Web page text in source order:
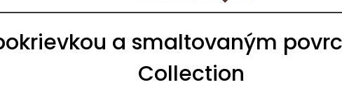
a smaltovaným
Collection